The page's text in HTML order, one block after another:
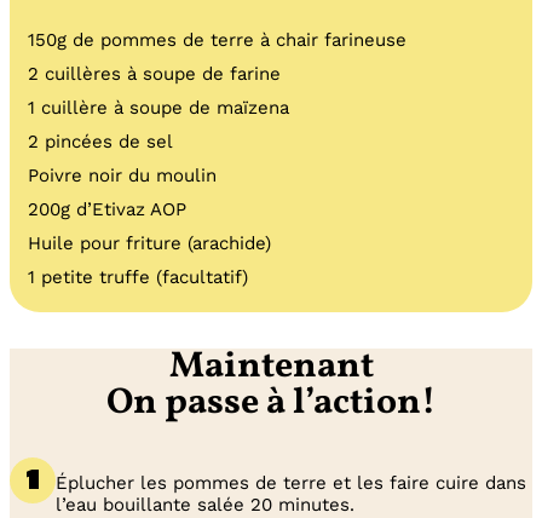
150g de pommes de terre à chair farineuse
2 cuillères à soupe de farine
1 cuillère à soupe de maïzena
2 pincées de sel
Poivre noir du moulin
200g d’Etivaz AOP
Huile pour friture (arachide)
1 petite truffe (facultatif)
Maintenant
On passe à l’action!
Éplucher les pommes de terre et les faire cuire dans
l’eau bouillante salée 20 minutes.